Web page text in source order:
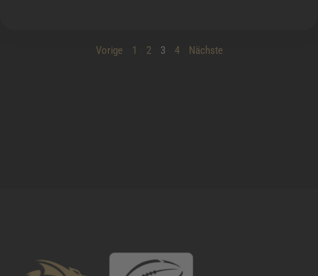
Vorige 1 2 3 4 Nächste